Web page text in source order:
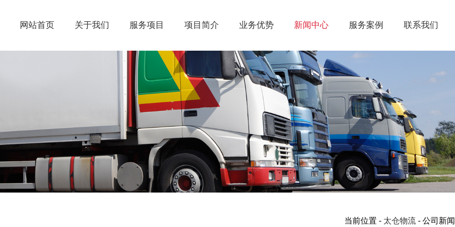
网站首页 关于我们 服务项目 项目简介 业务优势 新闻中心 服务案例 联系我们
当前位置 - 太仓物流 - 公司新闻